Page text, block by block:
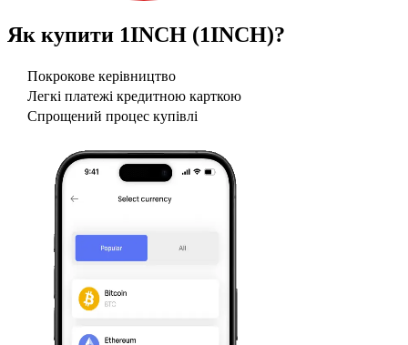
Як купити 1INCH (1INCH)?
Покрокове керівництво
Легкі платежі кредитною карткою
Спрощений процес купівлі